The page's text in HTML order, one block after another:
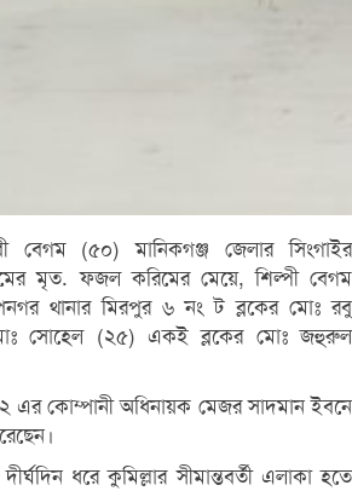
বেগম (৫০) মানিকগঞ্জ জেলার সিংগাইর
মৃত. ফজল করিমের মেয়ে, শিল্পী বেগম
থানার মিরপুর ৬ নং ট ব্লকের মোঃ রবু
সোহেল (২৫) একই ব্লকের মোঃ জহুরুল
২ এর কোম্পানী অধিনায়ক মেজর সাদমান ইবনে
ধরে কুমিল্লার সীমান্তবর্তী এলাকা হতে